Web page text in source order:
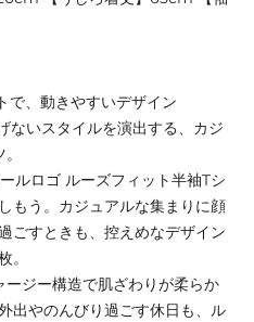
で、動きやすいデザイン
ないスタイルを演出する、カジ
ルロゴ ルーズフィット半袖Tシ
もう。カジュアルな集まりに顔
ごすときも、控えめなデザイン
。
ジー構造で肌ざわりが柔らか
出やのんびり過ごす休日も、ル